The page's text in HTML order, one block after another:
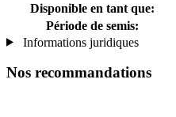
Disponible en tant que:
Période de semis:
Informations juridiques
Nos recommandations